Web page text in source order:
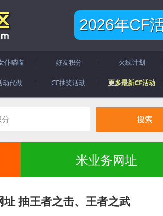
2026年CF
仆喵喵 好友积分 火线计划
动代做 CF抽奖活动 更多最新CF活动
米业务网址
址 抽王者之击、王者之武